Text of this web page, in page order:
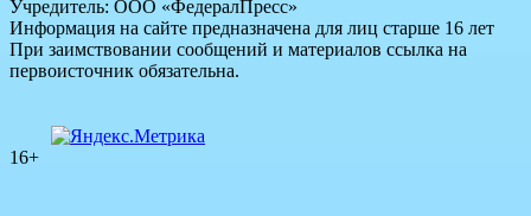
Учредитель: ООО «ФедералПресс»
Информация на сайте предназначена для лиц старше 16 лет
При заимствовании сообщений и материалов ссылка на
первоисточник обязательна.
16+